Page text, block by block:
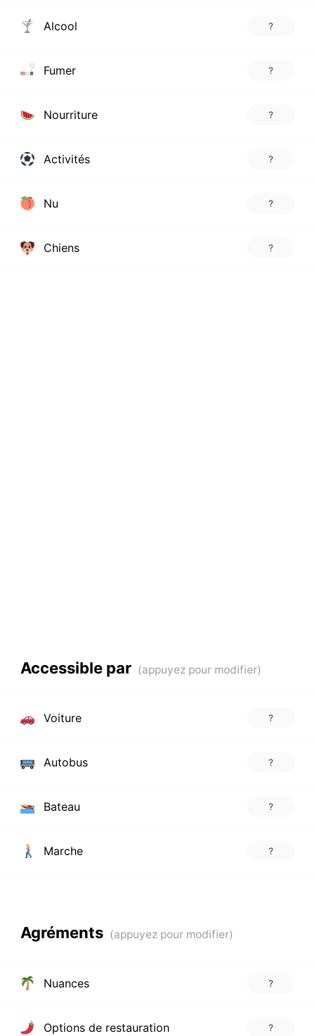
Alcool ?
Fumer ?
Nourriture ?
Activités ?
Nu ?
Chiens ?
Accessible par
Voiture ?
Autobus ?
Bateau ?
Marche ?
Agréments
Nuances ?
Options de restauration ?